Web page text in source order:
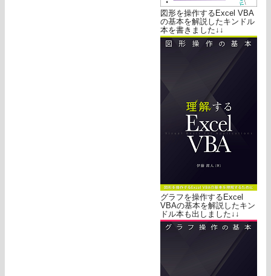
図形を操作するExcel VBA
の基本を解説したキンドル
本を書きました↓↓
グラフを操作するExcel
VBAの基本を解説したキン
ドル本も出しました↓↓